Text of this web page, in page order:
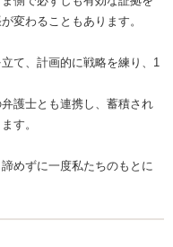
変わることもあります。
て、計画的に戦略を練り、1
護士とも連携し、蓄積され
す。
めずに一度私たちのもとに